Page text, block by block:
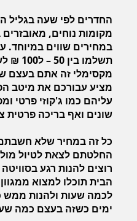
החדרים לפי שעה בגליל
מקומות נוחים,
במחירים שווים במיוחד.
תשלמו
מקסימלי זה אתם בעצם
מציע עבורכם את מיטב
עליהם כמו ג'קוזי פרטי
שונים ואף בריכה פרטית
כל זה במחיר שלא
החלטתם לצאת לטיול מול
רוצים להנות רגע
הבית תוכלו למצוא
לכמה שעות ולהנות
ימים כשזה בעצם כמה